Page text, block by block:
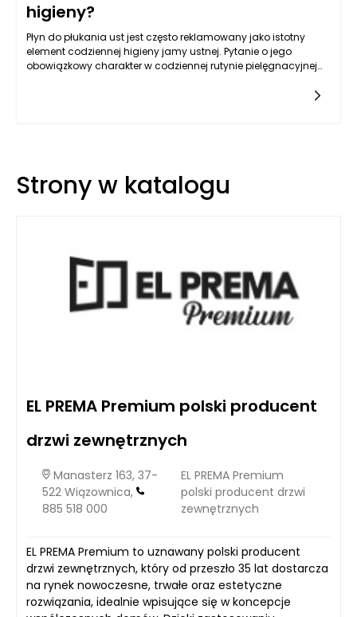
higieny?
Płyn do płukania ust jest często reklamowany jako istotny
element codziennej higieny jamy ustnej. Pytanie o jego
obowiązkowy charakter w codziennej rutynie pielęgnacyjnej
ust mogą pełnić ważną rolę w kompleksowym podejściu do
nitkowanie. Mimo to, stosowanie płynów do płukania ust może
stanowić wartościowe uzupełnienie tych działań, zwłaszcza w
Strony w katalogu
EL PREMA Premium polski producent
drzwi zewnętrznych
Manasterz 163, 37-
522 Wiązownica,
885 518 000
EL PREMA Premium
polski producent drzwi
zewnętrznych
EL PREMA Premium to uznawany polski producent
drzwi zewnętrznych, który od przeszło 35 lat dostarcza
na rynek nowoczesne, trwałe oraz estetyczne
rozwiązania, idealnie wpisujące się w koncepcje